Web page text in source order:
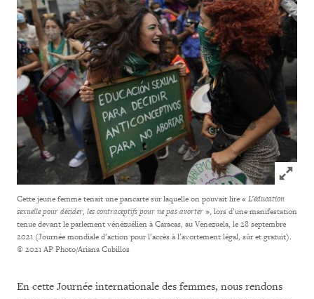
Click to
Cette jeune femme tenait une pancarte sur laquelle on pouvait lire « L’éducation
sexuelle pour décider, les contraceptifs pour ne pas avorter », lors d’une manifestation
tenue devant le parlement vénézuélien à Caracas, au Venezuela, le 28 septembre
2021 (Journée mondiale d’action pour l’accès à l’avortement légal, sûr et gratuit).
© 2021 AP Photo/Ariana Cubillos
En cette Journée internationale des femmes, nous rendons